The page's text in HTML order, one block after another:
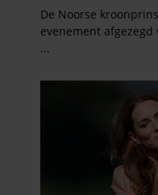
partners voor social
partners kunnen deze
verzameld op basis
gaat akkoord met onze